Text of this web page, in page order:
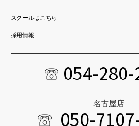
スクールはこちら
採用情報
054-
名古屋店
050-